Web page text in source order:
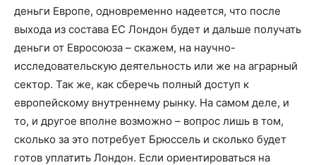
деньги Европе, одновременно надеется, что после
выхода из состава ЕС Лондон будет и дальше получать
деньги от Евросоюза – скажем, на научно-
исследовательскую деятельность или же на аграрный
сектор. Так же, как сберечь полный доступ к
европейскому внутреннему рынку. На самом деле, и
то, и другое вполне возможно – вопрос лишь в том,
сколько за это потребует Брюссель и сколько будет
готов уплатить Лондон. Если ориентироваться на